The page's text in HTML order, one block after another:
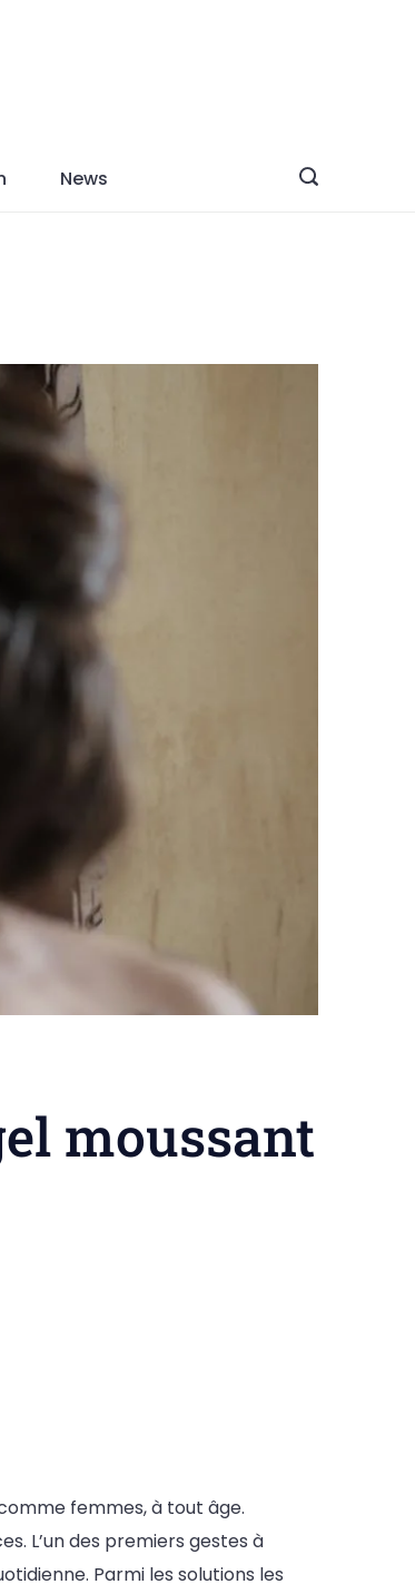
News
moussant
femmes, à tout âge.
L’un des premiers gestes à
Parmi les solutions les